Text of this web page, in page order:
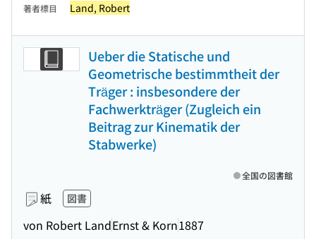
著者標目 Land, Robert
Ueber die Statische und
Geometrische bestimmtheit der
Träger : insbesondere der
Fachwerkträger (Zugleich ein
Beitrag zur Kinematik der
Stabwerke)
紙 図書
von Robert LandErnst & Korn1887
全国の図書館